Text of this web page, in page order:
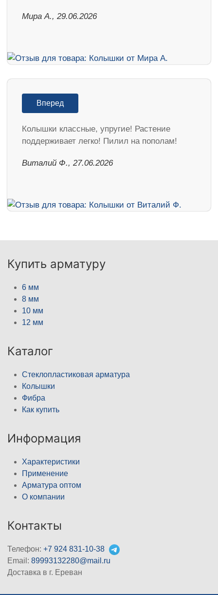
Мира А., 29.06.2026
Вперед
Колышки классные, упругие! Растение
поддерживает легко! Пилил на пополам!
Виталий Ф., 27.06.2026
Купить арматуру
6 мм
8 мм
10 мм
12 мм
Каталог
Стеклопластиковая арматура
Колышки
Фибра
Как купить
Информация
Характеристики
Применение
Арматура оптом
О компании
Контакты
Телефон: +7 924 831-10-38
Email: 89993132280@mail.ru
Доставка в г. Ереван